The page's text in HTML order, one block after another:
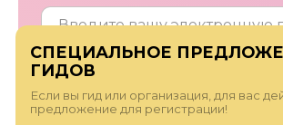
СПЕЦИАЛЬНОЕ
ГИДОВ
Если вы гид или организация, для вас
предложение для регистрации!